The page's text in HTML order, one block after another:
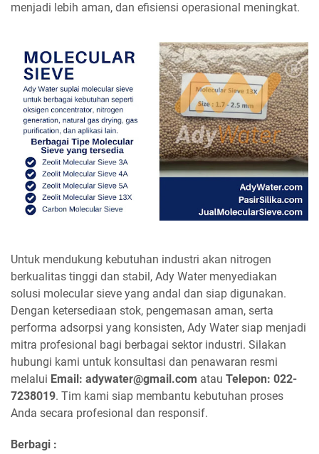
menjadi lebih aman, dan efisiensi operasional meningkat.
Untuk mendukung kebutuhan industri akan nitrogen
berkualitas tinggi dan stabil, Ady Water menyediakan
solusi molecular sieve yang andal dan siap digunakan.
Dengan ketersediaan stok, pengemasan aman, serta
performa adsorpsi yang konsisten, Ady Water siap menjadi
mitra profesional bagi berbagai sektor industri. Silakan
hubungi kami untuk konsultasi dan penawaran resmi
melalui Email: adywater@gmail.com atau Telepon: 022-
7238019. Tim kami siap membantu kebutuhan proses
Anda secara profesional dan responsif.
Berbagi :